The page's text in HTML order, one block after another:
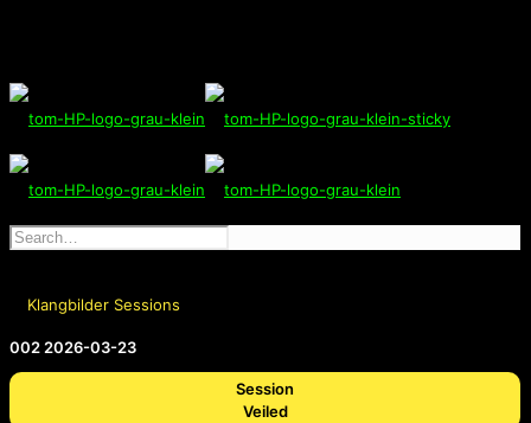
Klangbilder Sessions
002 2026-03-23
Session
Veiled